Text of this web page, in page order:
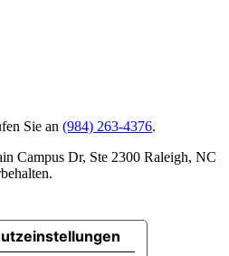
Sie an (984) 263-4376.
Campus Dr, Ste 2300 Raleigh, NC